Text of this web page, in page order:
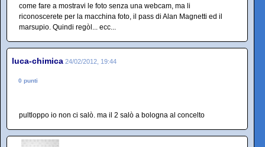
come fare a mostravi le foto senza una webcam, ma li
riconoscerete per la macchina foto, il pass di Alan Magnetti ed il
marsupio. Quindi regòl... ecc...
luca-chimica 24/02/2012, 19:44
0 punti
pultloppo io non ci salò. ma il 2 salò a bologna al concelto